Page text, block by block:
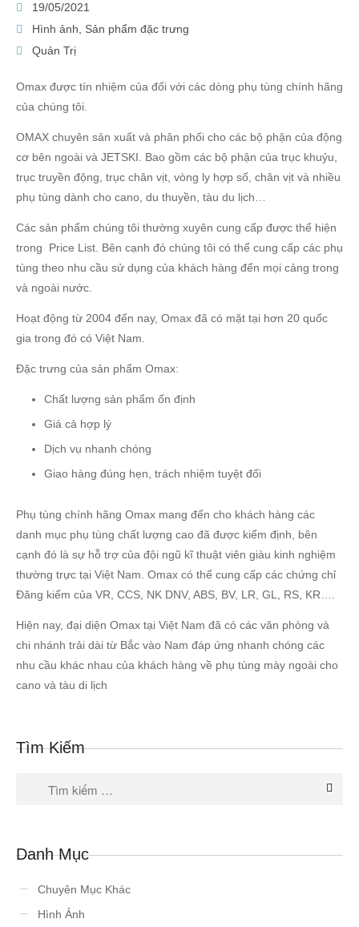
19/05/2021
Hình ảnh
Sản phẩm đặc trưng
Quản Trị
Omax được tín nhiệm của đối với các dòng phụ tùng chính hãng
của chúng tôi.
OMAX chuyên sản xuất và phân phối cho các bộ phận của động
cơ bên ngoài và JETSKI. Bao gồm các bộ phận của trục khuỷu,
trục truyền động, trục chân vịt, vòng ly hợp số, chân vịt và nhiều
phụ tùng dành cho cano, du thuyền, tàu du lịch…
Các sản phẩm chúng tôi thường xuyên cung cấp được thể hiện
trong Price List. Bên cạnh đó chúng tôi có thể cung cấp các phụ
tùng theo nhu cầu sử dụng của khách hàng đến mọi cảng trong
và ngoài nước.
Hoạt động từ 2004 đến nay, Omax đã có mặt tại hơn 20 quốc
gia trong đó có Việt Nam.
Đặc trưng của sản phẩm Omax:
Chất lượng sản phẩm ổn định
Giá cả hợp lý
Dịch vụ nhanh chóng
Giao hàng đúng hẹn, trách nhiệm tuyệt đối
Phụ tùng chính hãng Omax mang đến cho khách hàng các
danh mục phụ tùng chất lượng cao đã được kiểm định, bên
cạnh đó là sự hỗ trợ của đội ngũ kĩ thuật viên giàu kinh nghiệm
thường trực tại Việt Nam. Omax có thể cung cấp các chứng chỉ
Đăng kiểm của VR, CCS, NK DNV, ABS, BV, LR, GL, RS, KR….
Hiện nay, đại diện Omax tại Việt Nam đã có các văn phòng và
chi nhánh trải dài từ Bắc vào Nam đáp ứng nhanh chóng các
nhu cầu khác nhau của khách hàng về phụ tùng mày ngoài cho
cano và tàu di lịch
Tìm Kiếm
Danh Mục
Chuyên Mục Khác
Hình Ảnh